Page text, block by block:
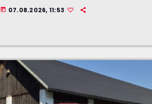
today 07.08.2026, 11:53